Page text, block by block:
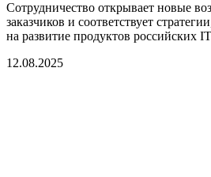
Сотрудничество открывает новые
заказчиков и соответствует
на развитие продуктов российских
12.08.2025